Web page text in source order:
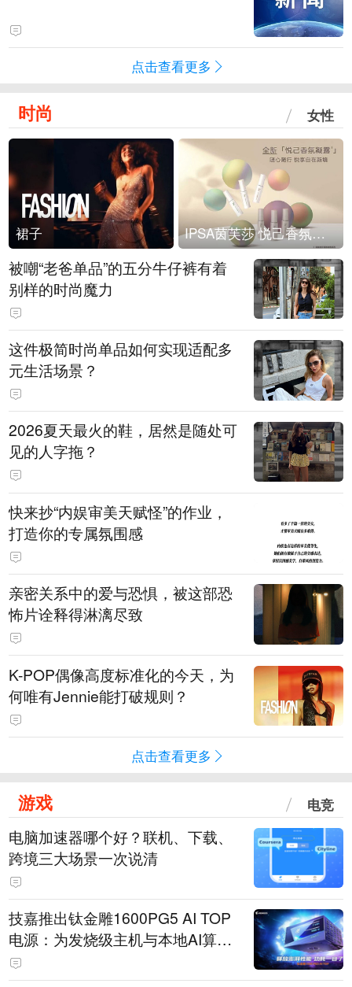
点击查看更多
时尚 女性
裙子 IPSA茵芙莎 悦己香氛凝露上市
被嘲“老爸单品”的五分牛仔裤有着
别样的时尚魔力
这件极简时尚单品如何实现适配多
元生活场景？
2026夏天最火的鞋，居然是随处可
见的人字拖？
快来抄“内娱审美天赋怪”的作业，
打造你的专属氛围感
亲密关系中的爱与恐惧，被这部恐
怖片诠释得淋漓尽致
K-POP偶像高度标准化的今天，为
何唯有Jennie能打破规则？
点击查看更多
游戏 电竞
电脑加速器哪个好？联机、下载、
跨境三大场景一次说清
技嘉推出钛金雕1600PG5 AI TOP
电源：为发烧级主机与本地AI算力
打造旗舰供电方案